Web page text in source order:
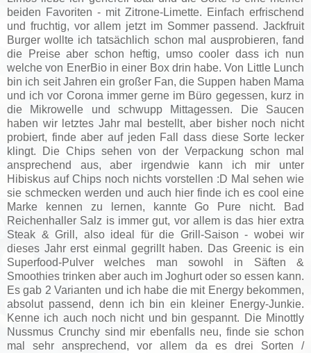
beiden Favoriten - mit Zitrone-Limette. Einfach erfrischend
und fruchtig, vor allem jetzt im Sommer passend. Jackfruit
Burger wollte ich tatsächlich schon mal ausprobieren, fand
die Preise aber schon heftig, umso cooler dass ich nun
welche von EnerBio in einer Box drin habe. Von Little Lunch
bin ich seit Jahren ein großer Fan, die Suppen haben Mama
und ich vor Corona immer gerne im Büro gegessen, kurz in
die Mikrowelle und schwupp Mittagessen. Die Saucen
haben wir letztes Jahr mal bestellt, aber bisher noch nicht
probiert, finde aber auf jeden Fall dass diese Sorte lecker
klingt. Die Chips sehen von der Verpackung schon mal
ansprechend aus, aber irgendwie kann ich mir unter
Hibiskus auf Chips noch nichts vorstellen :D Mal sehen wie
sie schmecken werden und auch hier finde ich es cool eine
Marke kennen zu lernen, kannte Go Pure nicht. Bad
Reichenhaller Salz is immer gut, vor allem is das hier extra
Steak & Grill, also ideal für die Grill-Saison - wobei wir
dieses Jahr erst einmal gegrillt haben. Das Greenic is ein
Superfood-Pulver welches man sowohl in Säften &
Smoothies trinken aber auch im Joghurt oder so essen kann.
Es gab 2 Varianten und ich habe die mit Energy bekommen,
absolut passend, denn ich bin ein kleiner Energy-Junkie.
Kenne ich auch noch nicht und bin gespannt. Die Minottly
Nussmus Crunchy sind mir ebenfalls neu, finde sie schon
mal sehr ansprechend, vor allem da es drei Sorten /